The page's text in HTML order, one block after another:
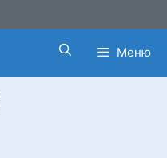
Меню